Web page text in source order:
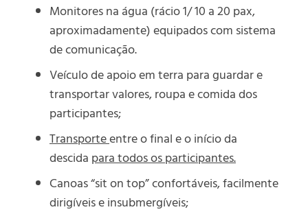
Monitores na água (rácio 1/ 10 a 20 pax,
aproximadamente) equipados com sistema
de comunicação.
Veículo de apoio em terra para guardar e
transportar valores, roupa e comida dos
participantes;
Transporteentre o final e o início da
descida para todos os participantes.
Canoas “sit on top” confortáveis, facilmente
dirigíveis e insubmergíveis;